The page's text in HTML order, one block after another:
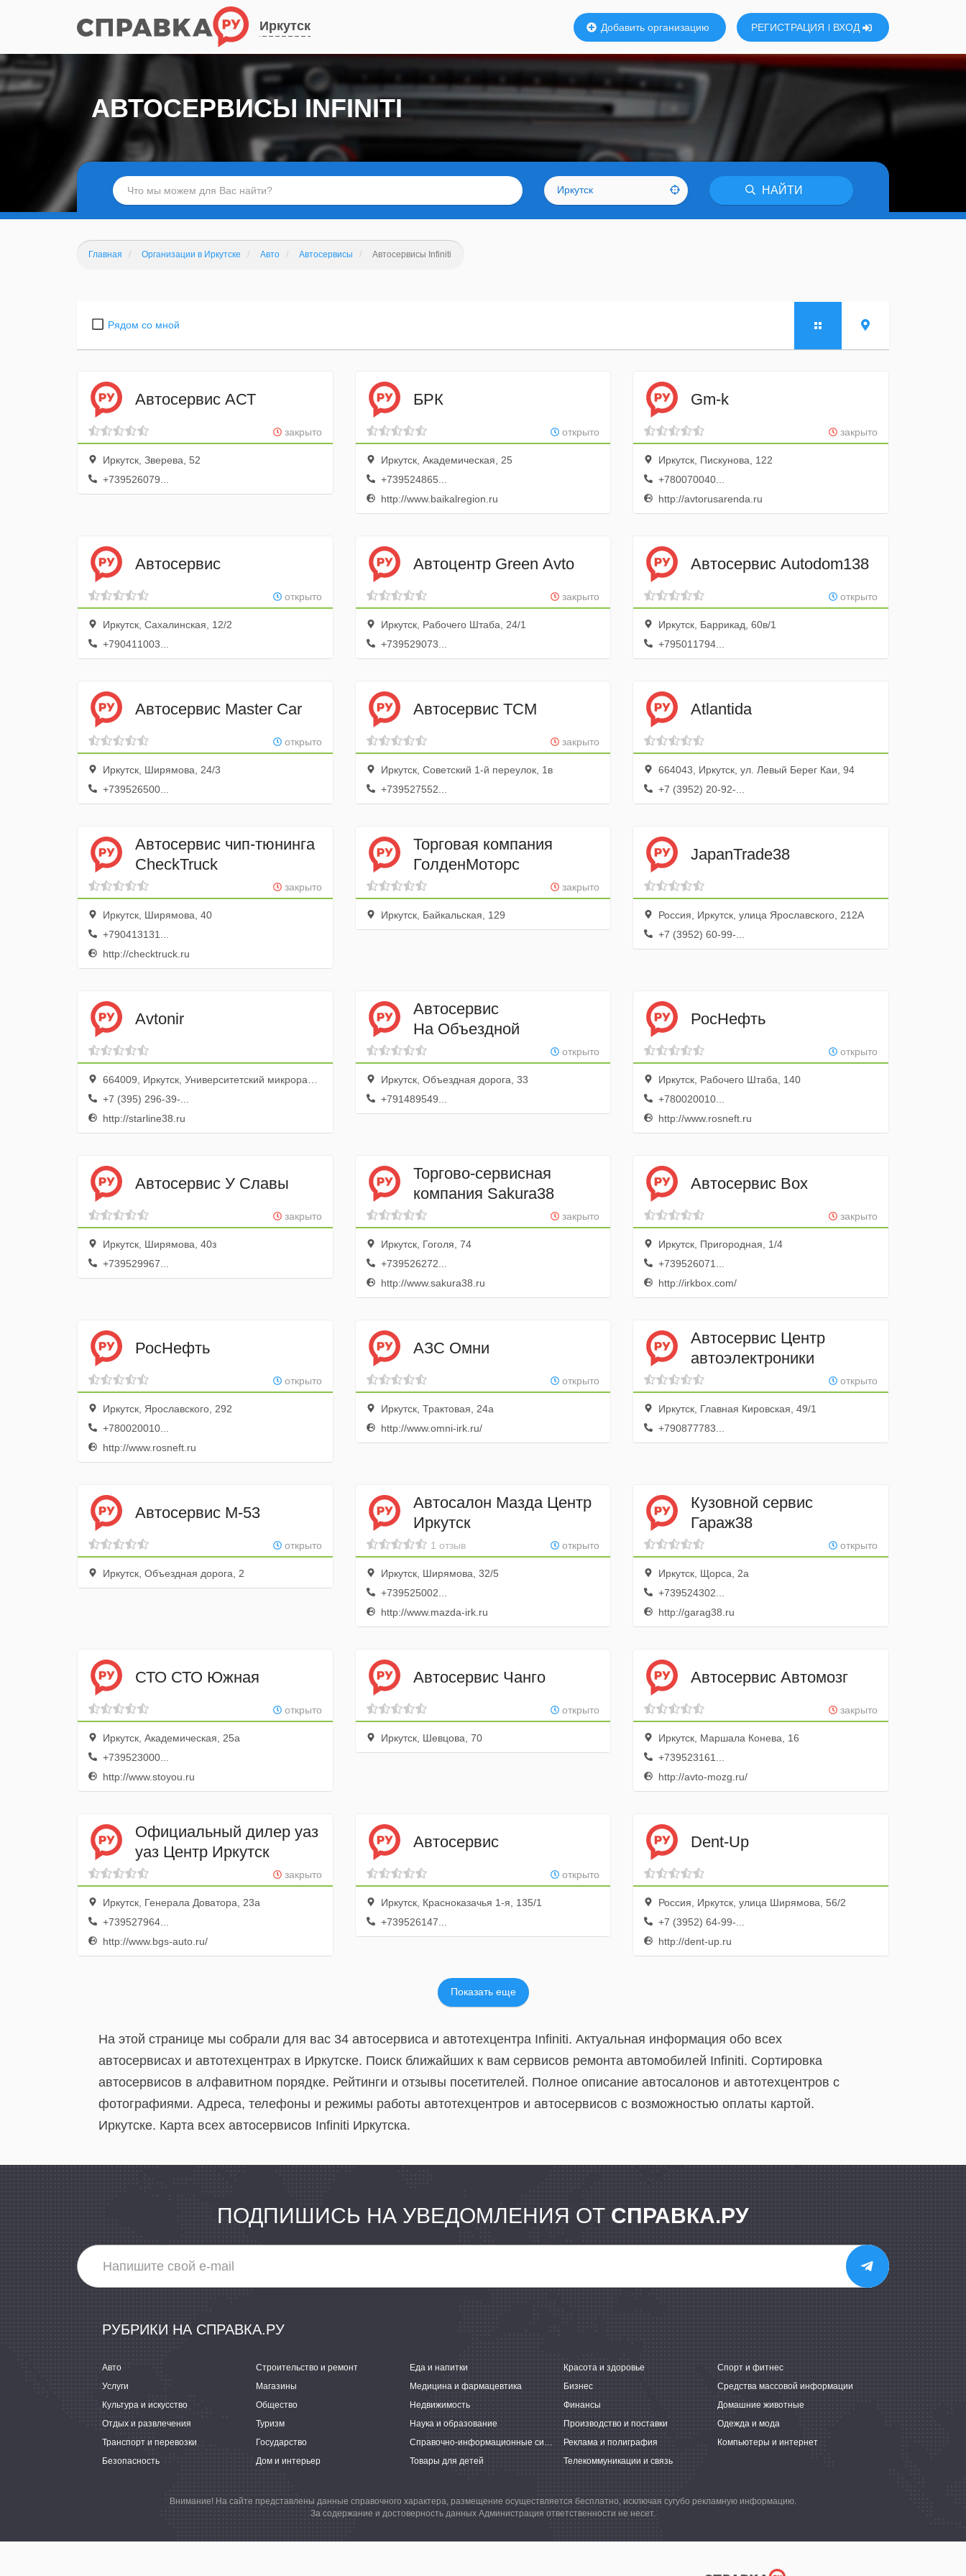
Иркутск Добавить организацию РЕГИСТРАЦИЯ ВХОД
Иркутск НАЙТИ
АВТОСЕРВИСЫ INFINITI
Главная Организации в Иркутске Авто Автосервисы Автосервисы Infiniti
Рядом со мной
Автосервис АСТ
закрыто
Иркутск, Зверева, 52
+739526079...
БРК
открыто
Иркутск, Академическая, 25
+739524865...
http://www.baikalregion.ru
Gm-k
закрыто
Иркутск, Пискунова, 122
+780070040...
http://avtorusarenda.ru
Автосервис
открыто
Иркутск, Сахалинская, 12/2
+790411003...
Автоцентр Green Avto
закрыто
Иркутск, Рабочего Штаба, 24/1
+739529073...
Автосервис Autodom138
открыто
Иркутск, Баррикад, 60в/1
+795011794...
Автосервис Master Car
открыто
Иркутск, Ширямова, 24/3
+739526500...
Автосервис ТСМ
закрыто
Иркутск, Советский 1-й переулок, 1в
+739527552...
Atlantida
664043, Иркутск, ул. Левый Берег Каи, 94
+7 (3952) 20-92-...
Автосервис чип-тюнинга
CheckTruck
закрыто
Иркутск, Ширямова, 40
+790413131...
http://checktruck.ru
Торговая компания
ГолденМоторс
закрыто
Иркутск, Байкальская, 129
JapanTrade38
Россия, Иркутск, улица Ярославского, 212А
+7 (3952) 60-99-...
Avtonir
664009, Иркутск, Университетский микрорайон, 43
+7 (395) 296-39-...
http://starline38.ru
Автосервис
На Объездной
открыто
Иркутск, Объездная дорога, 33
+791489549...
РосНефть
открыто
Иркутск, Рабочего Штаба, 140
+780020010...
http://www.rosneft.ru
Автосервис У Славы
закрыто
Иркутск, Ширямова, 40з
+739529967...
Торгово-сервисная
компания Sakura38
закрыто
Иркутск, Гоголя, 74
+739526272...
http://www.sakura38.ru
Автосервис Box
закрыто
Иркутск, Пригородная, 1/4
+739526071...
http://irkbox.com/
РосНефть
открыто
Иркутск, Ярославского, 292
+780020010...
http://www.rosneft.ru
АЗС Омни
открыто
Иркутск, Трактовая, 24а
http://www.omni-irk.ru/
Автосервис Центр
автоэлектроники
открыто
Иркутск, Главная Кировская, 49/1
+790877783...
Автосервис М-53
открыто
Иркутск, Объездная дорога, 2
Автосалон Мазда Центр
Иркутск
открыто
1 отзыв
Иркутск, Ширямова, 32/5
+739525002...
http://www.mazda-irk.ru
Кузовной сервис
Гараж38
открыто
Иркутск, Щорса, 2а
+739524302...
http://garag38.ru
СТО СТО Южная
открыто
Иркутск, Академическая, 25а
+739523000...
http://www.stoyou.ru
Автосервис Чанго
открыто
Иркутск, Шевцова, 70
Автосервис Автомозг
закрыто
Иркутск, Маршала Конева, 16
+739523161...
http://avto-mozg.ru/
Официальный дилер уаз
уаз Центр Иркутск
закрыто
Иркутск, Генерала Доватора, 23а
+739527964...
http://www.bgs-auto.ru/
Автосервис
открыто
Иркутск, Красноказачья 1-я, 135/1
+739526147...
Dent-Up
Россия, Иркутск, улица Ширямова, 56/2
+7 (3952) 64-99-...
http://dent-up.ru
Показать еще
На этой странице мы собрали для вас 34 автосервиса и автотехцентра Infiniti. Актуальная информация обо всех
автосервисах и автотехцентрах в Иркутске. Поиск ближайших к вам сервисов ремонта автомобилей Infiniti. Сортировка
автосервисов в алфавитном порядке. Рейтинги и отзывы посетителей. Полное описание автосалонов и автотехцентров с
фотографиями. Адреса, телефоны и режимы работы автотехцентров и автосервисов с возможностью оплаты картой.
Иркутске. Карта всех автосервисов Infiniti Иркутска.
ПОДПИШИСЬ НА УВЕДОМЛЕНИЯ ОТ СПРАВКА.РУ
РУБРИКИ НА СПРАВКА.РУ
Авто Строительство и ремонт Еда и напитки Красота и здоровье
Спорт и фитнес
Услуги
Магазины Медицина и фармацевтика Бизнес
Средства массовой информации
Культура и искусство
Общество Недвижимость Финансы
Домашние животные
Отдых и развлечения
Туризм Наука и образование Производство и поставки
Одежда и мода
Транспорт и перевозки
Государство Справочно-информационные системы Реклама и полиграфия
Компьютеры и интернет
Безопасность
Дом и интерьер Товары для детей Телекоммуникации и связь
Внимание! На сайте представлены данные справочного характера, размещение осуществляется бесплатно, исключая сугубо рекламную информацию.
За содержание и достоверность данных Администрация ответственности не несет.